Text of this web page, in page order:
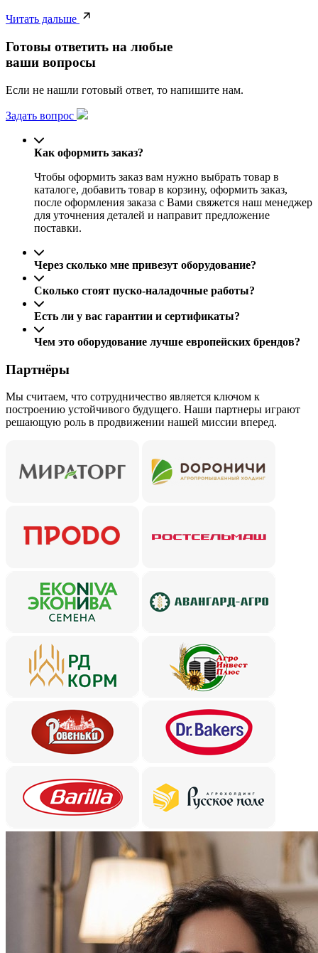
Читать дальше
Готовы ответить на любые
ваши вопросы
Если не нашли готовый ответ, то напишите нам.
Задать вопрос
Как оформить заказ?
Чтобы оформить заказ вам нужно выбрать товар в
каталоге, добавить товар в корзину, оформить заказ,
после оформления заказа с Вами свяжется наш менеджер
для уточнения деталей и направит предложение
поставки.
Через сколько мне привезут оборудование?
Сколько стоят пуско-наладочные работы?
Есть ли у вас гарантии и сертификаты?
Чем это оборудование лучше европейских брендов?
Партнёры
Мы считаем, что сотрудничество является ключом к
построению устойчивого будущего. Наши партнеры играют
решающую роль в продвижении нашей миссии вперед.